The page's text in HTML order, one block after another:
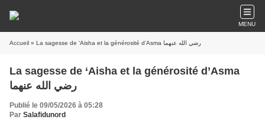
MENU
Accueil » La sagesse de ‘Aisha et la générosité d’Asma رضي الله عنهما
La sagesse de ‘Aisha et la générosité d’Asma
رضي الله عنهما
Publié le 09/05/2026 à 05:28
Par Salafidunord